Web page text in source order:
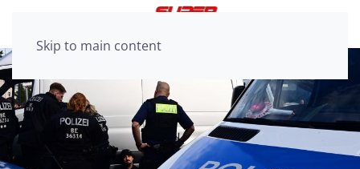
Skip to main content